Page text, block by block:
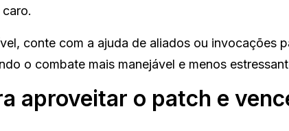
conte com a ajuda de aliados ou invocações
o combate mais manejável e menos
aproveitar o patch e